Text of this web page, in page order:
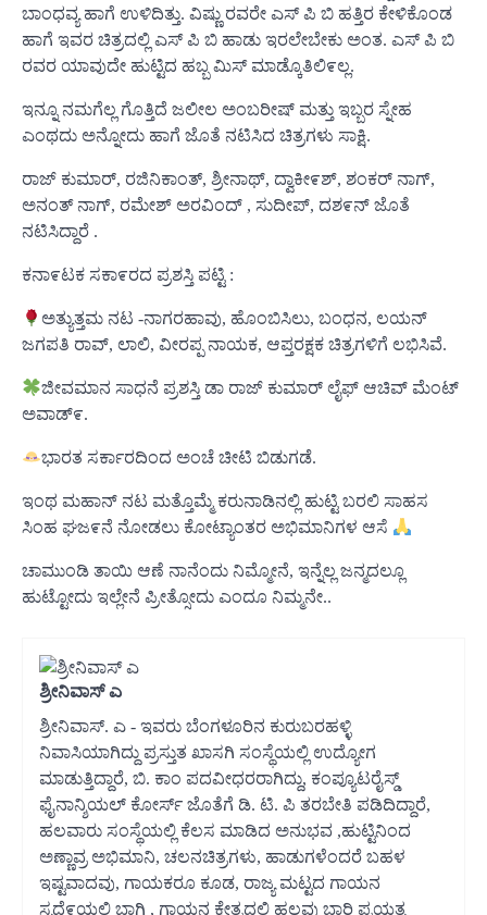
ಬಾಂಧವ್ಯ ಹಾಗೆ ಉಳಿದಿತ್ತು. ವಿಷ್ಣು ರವರೇ ಎಸ್ ಪಿ ಬಿ ಹತ್ತಿರ ಕೇಳಿಕೊಂಡ
ಹಾಗೆ ಇವರ ಚಿತ್ರದಲ್ಲಿ ಎಸ್ ಪಿ ಬಿ ಹಾಡು ಇರಲೇಬೇಕು ಅಂತ. ಎಸ್ ಪಿ ಬಿ
ರವರ ಯಾವುದೇ ಹುಟ್ಟಿದ ಹಬ್ಬ ಮಿಸ್ ಮಾಡ್ಕೊತಿಲಿ೯ಲ್ಲ.
ಇನ್ನೂ ನಮಗೆಲ್ಲ ಗೊತ್ತಿದೆ ಜಲೀಲ ಅಂಬರೀಷ್ ಮತ್ತು ಇಬ್ಬರ ಸ್ನೇಹ
ಎಂಥದು ಅನ್ನೋದು ಹಾಗೆ ಜೊತೆ ನಟಿಸಿದ ಚಿತ್ರಗಳು ಸಾಕ್ಷಿ.
ರಾಜ್ ಕುಮಾರ್, ರಜಿನಿಕಾಂತ್, ಶ್ರೀನಾಥ್, ದ್ವಾಕೀ೯ಶ್, ಶಂಕರ್ ನಾಗ್,
ಅನಂತ್ ನಾಗ್, ರಮೇಶ್ ಅರವಿಂದ್ , ಸುದೀಪ್, ದಶ೯ನ್ ಜೊತೆ
ನಟಿಸಿದ್ದಾರೆ .
ಕನಾ೯ಟಕ ಸಕಾ೯ರದ ಪ್ರಶಸ್ತಿ ಪಟ್ಟಿ :
ಅತ್ಯುತ್ತಮ ನಟ -ನಾಗರಹಾವು, ಹೊಂಬಿಸಿಲು, ಬಂಧನ, ಲಯನ್
ಜಗಪತಿ ರಾವ್, ಲಾಲಿ, ವೀರಪ್ಪ ನಾಯಕ, ಆಪ್ತರಕ್ಷಕ ಚಿತ್ರಗಳಿಗೆ ಲಭಿಸಿವೆ.
ಜೀವಮಾನ ಸಾಧನೆ ಪ್ರಶಸ್ತಿ ಡಾ ರಾಜ್ ಕುಮಾರ್ ಲೈಫ್ ಆಚಿವ್ ಮೆಂಟ್
ಅವಾಡ್೯.
ಭಾರತ ಸರ್ಕಾರದಿಂದ ಅಂಚೆ ಚೀಟಿ ಬಿಡುಗಡೆ.
ಇಂಥ ಮಹಾನ್ ನಟ ಮತ್ತೊಮ್ಮೆ ಕರುನಾಡಿನಲ್ಲಿ ಹುಟ್ಟಿ ಬರಲಿ ಸಾಹಸ
ಸಿಂಹ ಘಜ೯ನೆ ನೋಡಲು ಕೋಟ್ಯಾಂತರ ಅಭಿಮಾನಿಗಳ ಆಸೆ
ಚಾಮುಂಡಿ ತಾಯಿ ಆಣೆ ನಾನೆಂದು ನಿಮ್ಮೋನೆ, ಇನ್ನೆಲ್ಲ ಜನ್ಮದಲ್ಲೂ
ಹುಟ್ಟೋದು ಇಲ್ಲೇನೆ ಪ್ರೀತ್ಸೋದು ಎಂದೂ ನಿಮ್ಮನೇ..
ಶ್ರೀನಿವಾಸ್ ಎ
ಶ್ರೀನಿವಾಸ್. ಎ - ಇವರು ಬೆಂಗಳೂರಿನ ಕುರುಬರಹಳ್ಳಿ
ನಿವಾಸಿಯಾಗಿದ್ದು ಪ್ರಸ್ತುತ ಖಾಸಗಿ ಸಂಸ್ಥೆಯಲ್ಲಿ ಉದ್ಯೋಗ
ಮಾಡುತ್ತಿದ್ದಾರೆ, ಬಿ. ಕಾಂ ಪದವೀಧರರಾಗಿದ್ದು, ಕಂಪ್ಯೂಟರೈಸ್ಡ್
ಫೈನಾನ್ಶಿಯಲ್ ಕೋರ್ಸ್ ಜೊತೆಗೆ ಡಿ. ಟಿ. ಪಿ ತರಬೇತಿ ಪಡಿದಿದ್ದಾರೆ,
ಹಲವಾರು ಸಂಸ್ಥೆಯಲ್ಲಿ ಕೆಲಸ ಮಾಡಿದ ಅನುಭವ ,ಹುಟ್ಟಿನಿಂದ
ಅಣ್ಣಾವ್ರ ಅಭಿಮಾನಿ, ಚಲನಚಿತ್ರಗಳು, ಹಾಡುಗಳೆಂದರೆ ಬಹಳ
ಇಷ್ಟವಾದವು, ಗಾಯಕರೂ ಕೂಡ, ರಾಜ್ಯ ಮಟ್ಟದ ಗಾಯನ
ಸ್ಪಧೆ೯ಯಲ್ಲಿ ಭಾಗಿ , ಗಾಯನ ಕ್ಷೇತ್ರದಲ್ಲಿ ಹಲವು ಬಾರಿ ಪ್ರಯತ್ನ